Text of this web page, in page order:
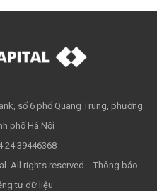
số 6 phố Quang Trung, phường
phố Hà Nội
24 39446368
All rights reserved. - Thông báo
tư dữ liệu